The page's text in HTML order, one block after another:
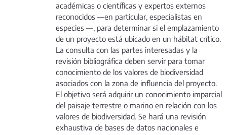
académicas o científicas y expertos externos
reconocidos —en particular, especialistas en
especies —, para determinar si el emplazamiento
de un proyecto está ubicado en un hábitat crítico.
La consulta con las partes interesadas y la
revisión bibliográfica deben servir para tomar
conocimiento de los valores de biodiversidad
asociados con la zona de influencia del proyecto.
El objetivo será adquirir un conocimiento imparcial
del paisaje terrestre o marino en relación con los
valores de biodiversidad. Se hará una revisión
exhaustiva de bases de datos nacionales e